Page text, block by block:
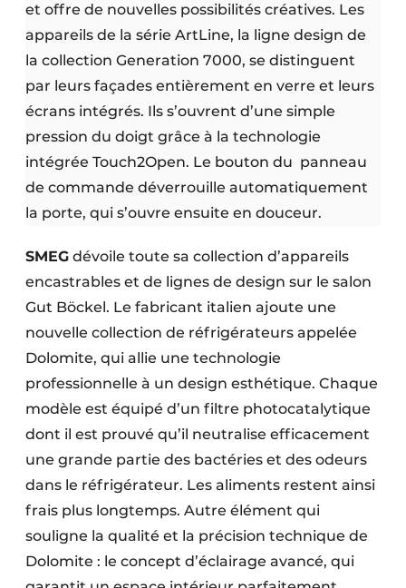
et offre de nouvelles possibilités créatives. Les
appareils de la série ArtLine, la ligne design de
la collection Generation 7000, se distinguent
par leurs façades entièrement en verre et leurs
écrans intégrés. Ils s’ouvrent d’une simple
pression du doigt grâce à la technologie
intégrée Touch2Open. Le bouton du panneau
de commande déverrouille automatiquement
la porte, qui s’ouvre ensuite en douceur.
SMEG dévoile toute sa collection d’appareils
encastrables et de lignes de design sur le salon
Gut Böckel. Le fabricant italien ajoute une
nouvelle collection de réfrigérateurs appelée
Dolomite, qui allie une technologie
professionnelle à un design esthétique. Chaque
modèle est équipé d’un filtre photocatalytique
dont il est prouvé qu’il neutralise efficacement
une grande partie des bactéries et des odeurs
dans le réfrigérateur. Les aliments restent ainsi
frais plus longtemps. Autre élément qui
souligne la qualité et la précision technique de
Dolomite : le concept d’éclairage avancé, qui